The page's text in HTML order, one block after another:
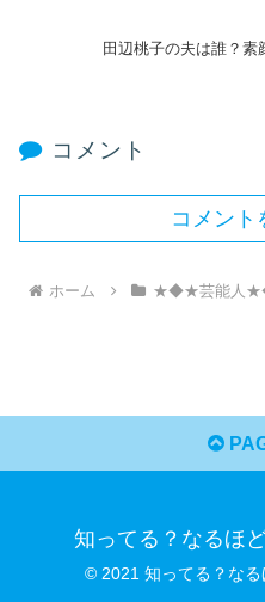
田辺桃子の夫は誰？素
コメント
コメント
ホーム ★◆★芸能人
知ってる？なるほ
© 2021 知ってる？な